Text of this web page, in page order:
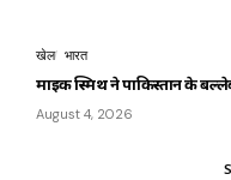
खेल भारत
माइक स्मिथ ने पाकिस्तान के
August 4, 2026